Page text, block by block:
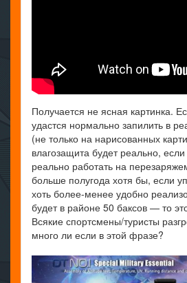
Получается не ясная картинка.
удастся нормально запилить в
(не только на нарисованных
влагозащита будет реально,
реально работать на
больше полугода хотя бы, если
хоть более-менее удобно
будет в районе 50 баксов — то
Всякие спортсмены/туристы
много ли если в этой фразе?